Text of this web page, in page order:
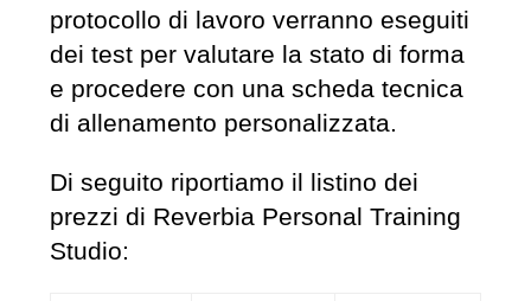
protocollo di lavoro verranno eseguiti
dei test per valutare la stato di forma
e procedere con una scheda tecnica
di allenamento personalizzata.
Di seguito riportiamo il listino dei
prezzi di Reverbia Personal Training
Studio: